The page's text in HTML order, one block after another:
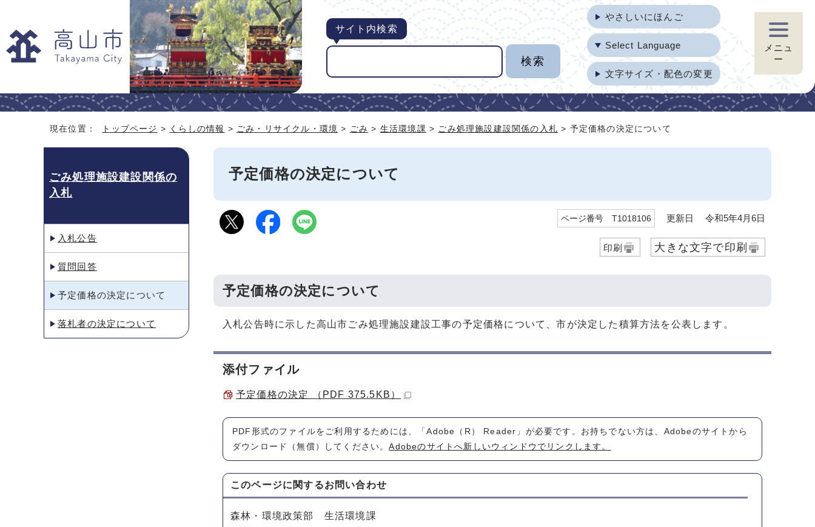
サイト内検索
やさしいにほんご
Select Language
文字サイズ・配色の変更
メニュ
ー
現在位置： トップページ > くらしの情報 > ごみ・リサイクル・環境 > ごみ > 生活環境課 > ごみ処理施設建設関係の入札 > 予定価格の決定について
予定価格の決定について
ページ番号 T1018106 更新日 令和5年4月6日
印刷 大きな文字で印刷
予定価格の決定について
入札公告時に示した高山市ごみ処理施設建設工事の予定価格について、市が決定した積算方法を公表します。
添付ファイル
予定価格の決定 （PDF 375.5KB）
PDF形式のファイルをご利用するためには、「Adobe（R） Reader」が必要です。お持ちでない方は、Adobeのサイトから
ダウンロード（無償）してください。Adobeのサイトへ新しいウィンドウでリンクします。
このページに関するお問い合わせ
森林・環境政策部 生活環境課
ごみ処理施設建設関係の
入札
入札公告
質問回答
予定価格の決定について
落札者の決定について